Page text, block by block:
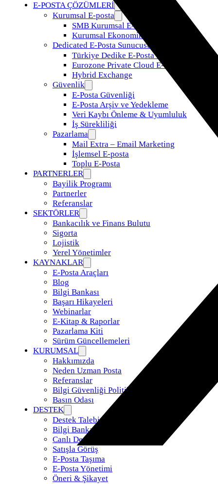
E-POSTA ÇÖZÜMLERİ
Kurumsal E-posta
SMB Kurumsal E-Posta
Kurumsal Ekonomik E-Posta
Dedicated E-Posta Sunucusu
Türkiye Dedike E-Posta Sunucusu
Eurozone Private Cloud E-Posta
Hybrid Exchange
Güvenlik
E-Posta Güvenliği
E-Posta Arşiv ve Yedekleme
Veri Kaybı Önleme & Uyumluluk
İş Sürekliliği
Pazarlama
Mail Extra – Email Marketing
İşlemsel E-posta
Toplu E-Posta
PARTNERLER
Bayilik Programı
Partnerler
Referanslar
SEKTÖRLER
Bankacılık ve Finans Bulutu
Sigorta
Lojistik
Yerel Yönetimler
KAYNAKLAR
E-Posta Araçları
Blog
Bilgi Bankası
Başarı Hikayeleri
Webinarlar
E-Kitap & Raporlar
Pazarlama Kiti
Sürüm Güncellemeleri
KURUMSAL
Hakkımızda
Neden Uzman Posta
Referanslar
Bilgi Güvenliği Politikamız
Basın Odası
DESTEK
Destek Talebi
Bilgi Bankası
Canlı Destek
Satışla Görüş
E-Posta Taşıma
E-Posta Yönetimi
Öneri & Şikayet